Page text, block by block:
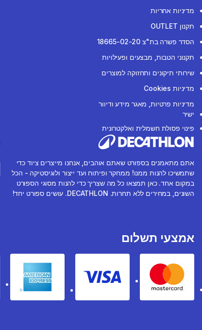
מדיניות אחריות
תקנון OUTLET
הסדר פשרה בת"צ 18665-02-20
תקנוני הטבות, מבצעים ופעילויות
שירותי תיקונים ותחזוקה למוצרים
מדיניות Cookies
מדיניות פרטיות, מאגר מידע ודיוור
ישיר
פינוי פסולת חשמלית ואלקטרונית
אתם מתאמנים בספורט שאתם אוהבים, אנחנו מייצרים ציוד כדי
שתמשיכו להנות ממנו! ממחקר ופיתוח ועד ייצור ולוגיסטיקה - הכל
במקום אחד. כאן תמצאו כל מה שצריך כדי להנות מסוגי הספורט
השונים, במחירים ללא תחרות. DECATHLON. עושים ספורט יחד!
אמצעי תשלום
Mastercard
Visa
express